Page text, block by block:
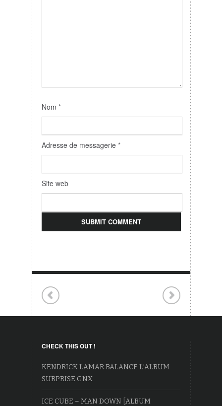
Nom *
Adresse de messagerie *
Site web
CHECK THIS OUT !
KENDRICK LAMAR BALANCE L’ALBUM
SURPRISE GNX
ICE CUBE – MAN DOWN [ALBUM